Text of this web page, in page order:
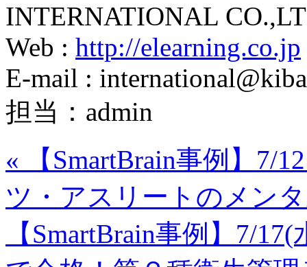
INTERNATIONAL
Web : http://elearning.co.jp
E-mail :
担当：admin
« 【SmartBrain事例】7/
ツ・アスリートのメン
【SmartBrain事例】7/